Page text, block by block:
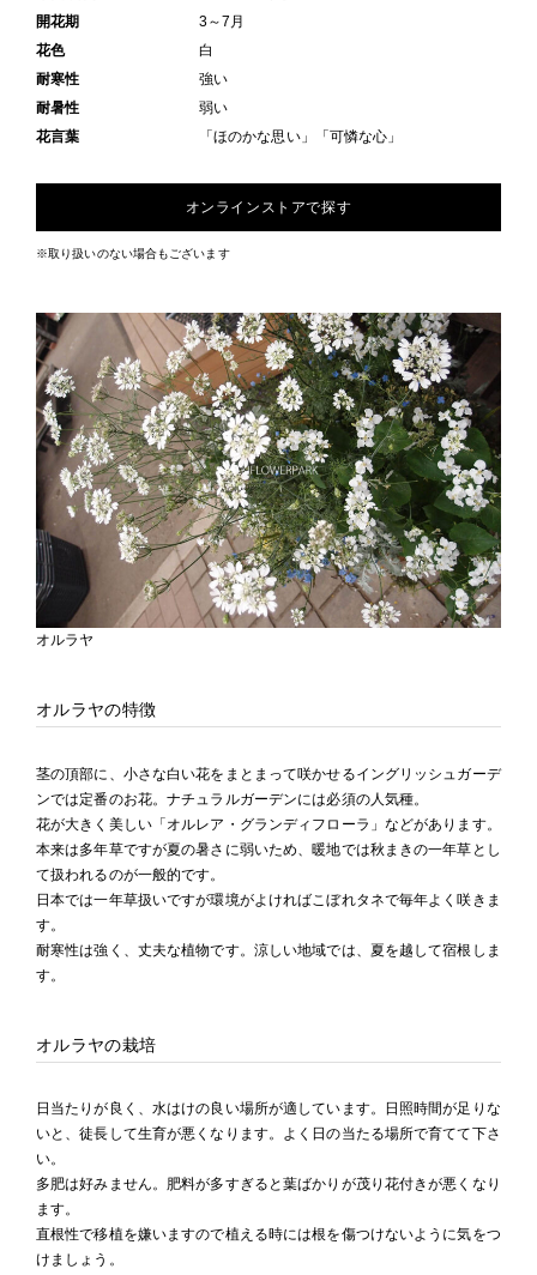
開花期
3～7月
花色
白
耐寒性
強い
耐暑性
弱い
花言葉
「ほのかな思い」「可憐な心」
オンラインストアで探す
※取り扱いのない場合もございます
オルラヤ
オルラヤの特徴
茎の頂部に、小さな白い花をまとまって咲かせるイングリッシュガーデ
ンでは定番のお花。ナチュラルガーデンには必須の人気種。
花が大きく美しい「オルレア・グランディフローラ」などがあります。
本来は多年草ですが夏の暑さに弱いため、暖地では秋まきの一年草とし
て扱われるのが一般的です。
日本では一年草扱いですが環境がよければこぼれタネで毎年よく咲きま
す。
耐寒性は強く、丈夫な植物です。涼しい地域では、夏を越して宿根しま
す。
オルラヤの栽培
日当たりが良く、水はけの良い場所が適しています。日照時間が足りな
いと、徒長して生育が悪くなります。よく日の当たる場所で育てて下さ
い。
多肥は好みません。肥料が多すぎると葉ばかりが茂り花付きが悪くなり
ます。
直根性で移植を嫌いますので植える時には根を傷つけないように気をつ
けましょう。